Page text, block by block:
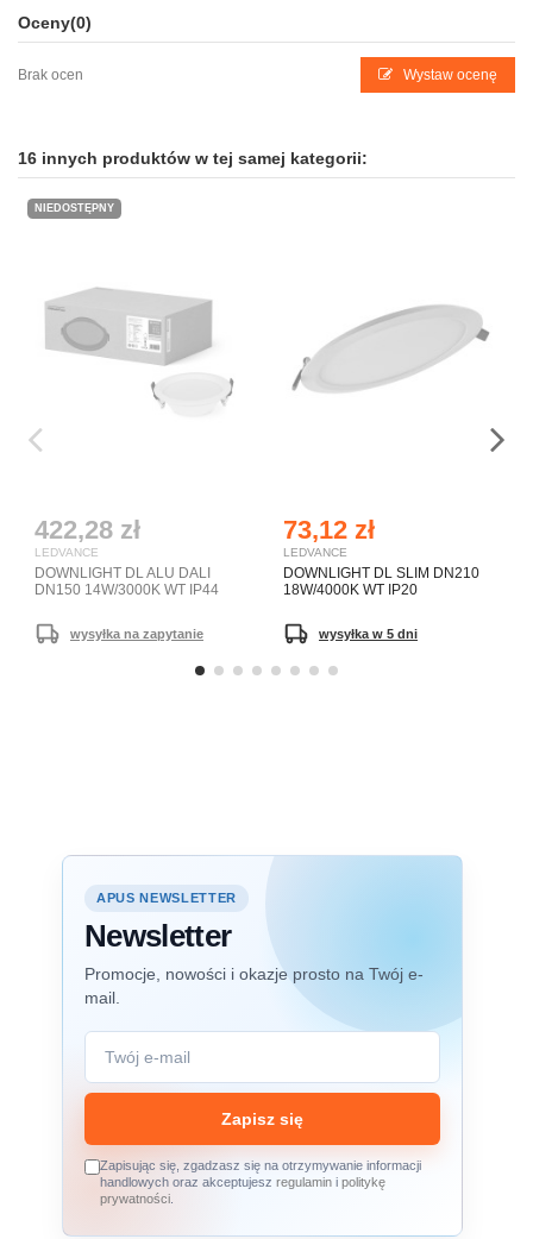
Oceny(0)
Brak ocen Wystaw ocenę
16 innych produktów w tej samej kategorii:
NIEDOSTĘPNY
422,28 zł
LEDVANCE
DOWNLIGHT DL ALU DALI
DN150 14W/3000K WT IP44
wysyłka na zapytanie
73,12 zł
LEDVANCE
DOWNLIGHT DL SLIM DN210
18W/4000K WT IP20
wysyłka w 5 dni
APUS NEWSLETTER
Newsletter
Promocje, nowości i okazje prosto na Twój e-
mail.
Zapisz się
Zapisując się, zgadzasz się na otrzymywanie informacji
handlowych oraz akceptujesz regulamin i politykę
prywatności